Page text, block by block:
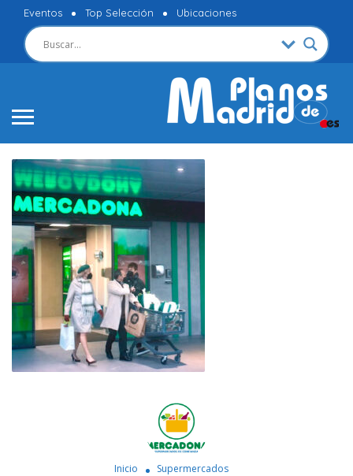
Eventos Top Selección Ubicaciones
Inicio
Supermercados